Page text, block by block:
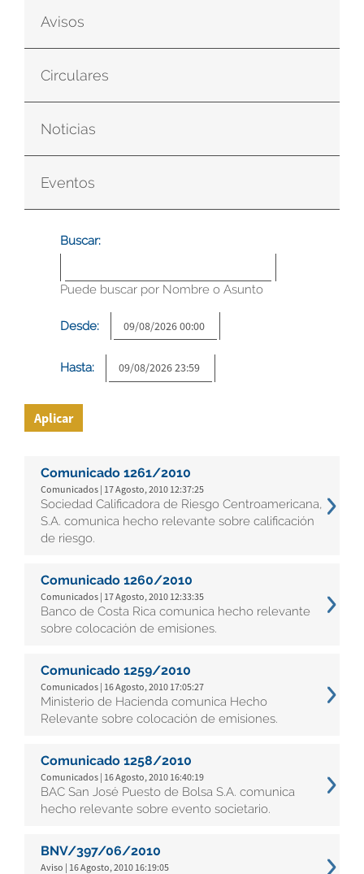
Avisos
Circulares
Noticias
Eventos
Buscar:
Puede buscar por Nombre o Asunto
Desde:
Hasta:
Aplicar
Comunicado 1261/2010
Comunicados | 17 Agosto, 2010 12:37:25
Sociedad Calificadora de Riesgo Centroamericana,
S.A. comunica hecho relevante sobre calificación
de riesgo.
Comunicado 1260/2010
Comunicados | 17 Agosto, 2010 12:33:35
Banco de Costa Rica comunica hecho relevante
sobre colocación de emisiones.
Comunicado 1259/2010
Comunicados | 16 Agosto, 2010 17:05:27
Ministerio de Hacienda comunica Hecho
Relevante sobre colocación de emisiones.
Comunicado 1258/2010
Comunicados | 16 Agosto, 2010 16:40:19
BAC San José Puesto de Bolsa S.A. comunica
hecho relevante sobre evento societario.
BNV/397/06/2010
Aviso | 16 Agosto, 2010 16:19:05